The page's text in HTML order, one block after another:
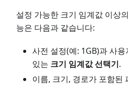
설정 가능한 크기 임계값 이상
능은 다음과 같습니다:
사전 설정(예: 1GB)과 사
있는 크기 임계값 선택기.
이름, 크기, 경로가 포함된